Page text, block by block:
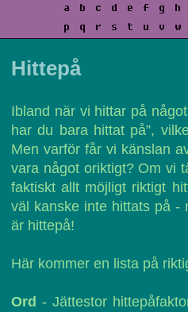
a b c d e f g h
p
q r s t u v w
Hittepå
Ibland när vi hittar på
har du bara hittat på”,
Men varför får vi känslan
vara något oriktigt? Om vi
faktiskt allt möjligt riktigt
väl kanske inte hittats på -
är hittepå!
Här kommer en lista på
Ord - Jättestor